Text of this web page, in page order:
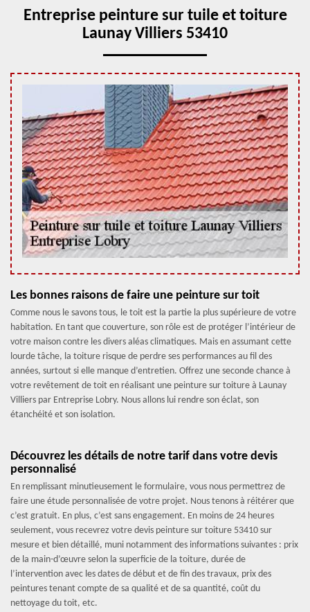
Entreprise peinture sur tuile et toiture
Launay Villiers 53410
Les bonnes raisons de faire une peinture sur toit
Comme nous le savons tous, le toit est la partie la plus supérieure de votre
habitation. En tant que couverture, son rôle est de protéger l’intérieur de
votre maison contre les divers aléas climatiques. Mais en assumant cette
lourde tâche, la toiture risque de perdre ses performances au fil des
années, surtout si elle manque d’entretien. Offrez une seconde chance à
votre revêtement de toit en réalisant une peinture sur toiture à Launay
Villiers par Entreprise Lobry. Nous allons lui rendre son éclat, son
étanchéité et son isolation.
Découvrez les détails de notre tarif dans votre devis
personnalisé
En remplissant minutieusement le formulaire, vous nous permettrez de
faire une étude personnalisée de votre projet. Nous tenons à réitérer que
c’est gratuit. En plus, c’est sans engagement. En moins de 24 heures
seulement, vous recevrez votre devis peinture sur toiture 53410 sur
mesure et bien détaillé, muni notamment des informations suivantes : prix
de la main-d’œuvre selon la superficie de la toiture, durée de
l’intervention avec les dates de début et de fin des travaux, prix des
peintures tenant compte de sa qualité et de sa quantité, coût du
nettoyage du toit, etc.